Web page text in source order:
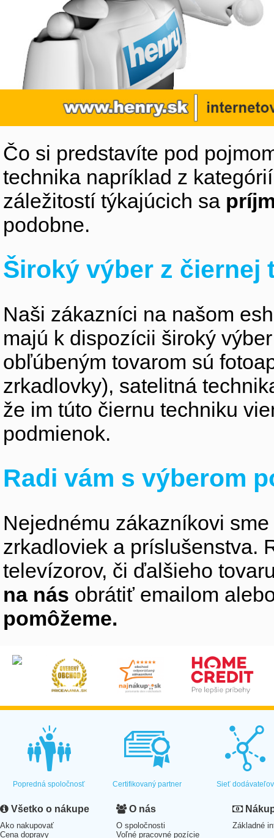
Čo si predstavíte pod
technika napríklad z
záležitostí týkajúcich sa
podobne.
Široký výber z čiernej
Naši zákazníci na našom
majú k dispozícii široký
obľúbeným tovarom sú
zrkadlovky), satelitná
že im túto čiernu techniku
podmienok.
Radi vám s výberom
Nejednému zákazníkovi
zrkadloviek a príslušenstva.
televízorov, či ďalšieho
na nás obrátiť emailom
pomôžeme.
Popredná spoločnosť Certifikovaný partner Sieť dodávateľov
Všetko o nákupe
Ako nakupovať
Cena dopravy
O nás
O spoločnosti
Voľné pracovné pozície
Základné